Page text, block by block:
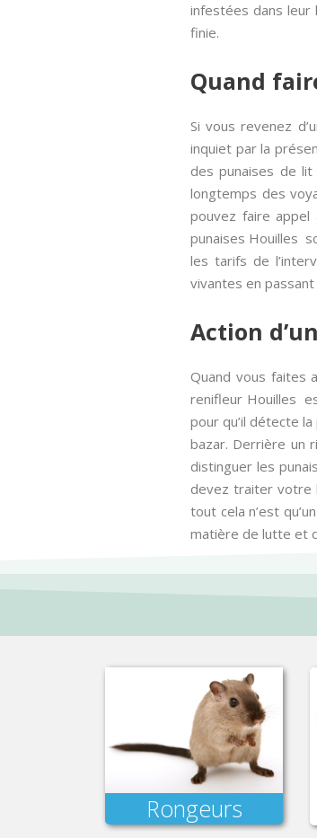
infestées dans leur
finie.
Quand
Si vous revenez
inquiet par la
des punaises de
longtemps des
pouvez faire appel
punaises Houilles
les tarifs de
vivantes en
Action
Quand vous faites
renifleur Houilles
pour qu’il détecte
bazar. Derrière un
distinguer les
devez traiter votre
tout cela n’est
matière de lutte et
Rongeurs